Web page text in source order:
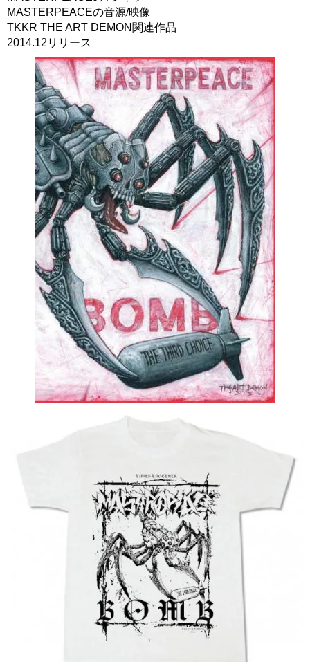
MASTERPEACEの音源/映像
TKKR THE ART DEMON関連作品
2014.12リリース